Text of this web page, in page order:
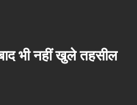
भी नहीं खुले तहसील